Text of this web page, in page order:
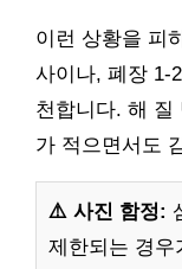
이런 상황을 피
사이나, 폐장 1-
천합니다. 해 질
가 적으면서도
⚠️ 사진 함정:
제한되는 경우